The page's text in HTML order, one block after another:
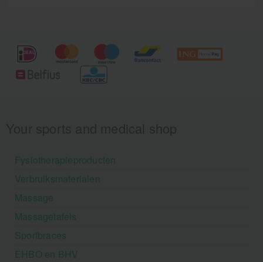
Fysiotherapieproducten
Verbruiksmaterialen
Massage
Massagetafels
Sportbraces
EHBO en BHV